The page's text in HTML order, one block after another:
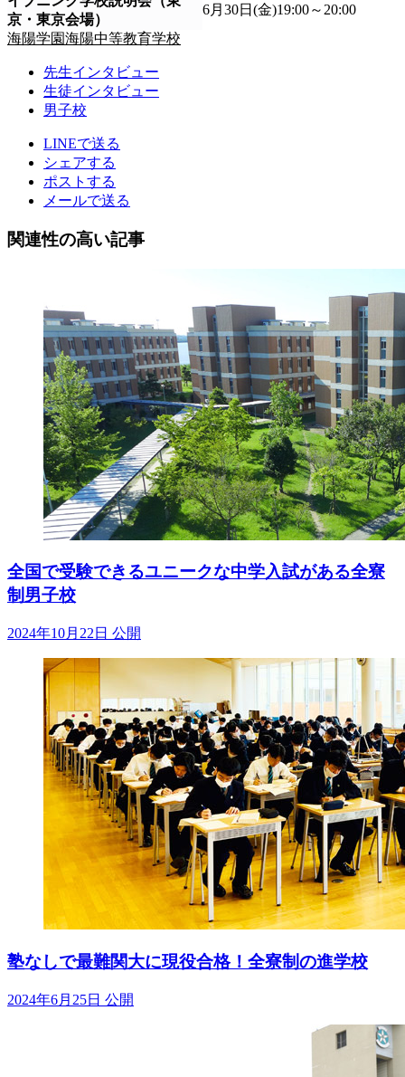
京・東京会場）
6月30日(金)19:00～20:00
海陽学園海陽中等教育学校
先生インタビュー
生徒インタビュー
男子校
LINEで送る
シェアする
ポストする
メールで送る
関連性の高い記事
全国で受験できるユニークな中学入試がある全寮
制男子校
2024年10月22日 公開
塾なしで最難関大に現役合格！全寮制の進学校
2024年6月25日 公開